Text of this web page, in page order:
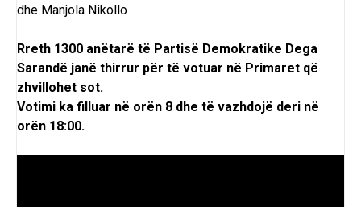
dhe Manjola Nikollo
Rreth 1300 anëtarë të Partisë Demokratike Dega
Sarandë janë thirrur për të votuar në Primaret që
zhvillohet sot.
Votimi ka filluar në orën 8 dhe të vazhdojë deri në
orën 18:00.